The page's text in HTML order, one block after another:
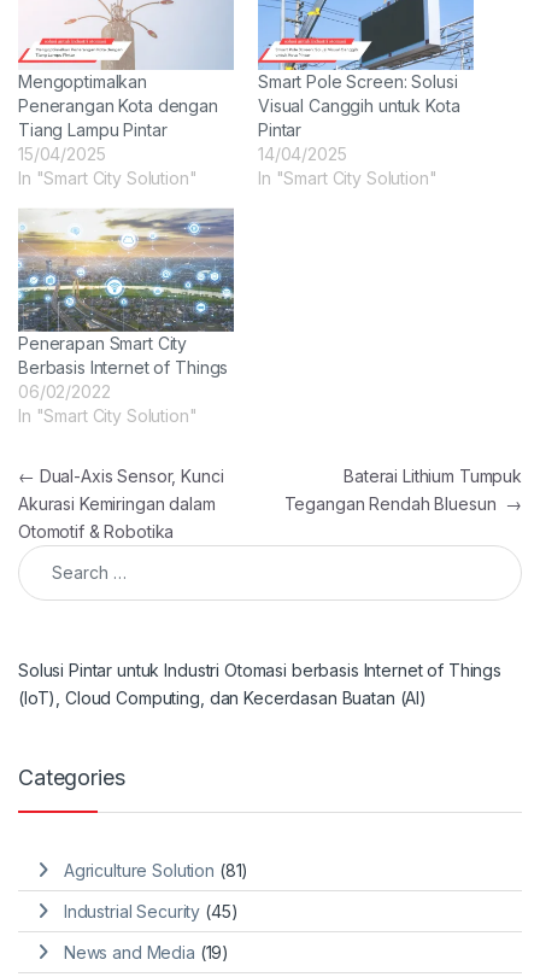
Mengoptimalkan
Penerangan Kota dengan
Tiang Lampu Pintar
15/04/2025
In "Smart City Solution"
Smart Pole Screen: Solusi
Visual Canggih untuk Kota
Pintar
14/04/2025
In "Smart City Solution"
Penerapan Smart City
Berbasis Internet of Things
06/02/2022
In "Smart City Solution"
Post navigation
← Dual-Axis Sensor, Kunci
Akurasi Kemiringan dalam
Otomotif & Robotika
Baterai Lithium Tumpuk
Tegangan Rendah Bluesun →
Search for:
Solusi Pintar untuk Industri Otomasi berbasis Internet of Things
(IoT), Cloud Computing, dan Kecerdasan Buatan (AI)
Categories
Agriculture Solution (81)
Industrial Security (45)
News and Media (19)